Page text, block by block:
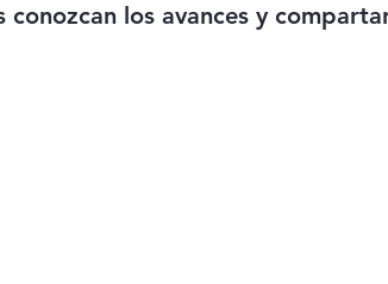
los avances y